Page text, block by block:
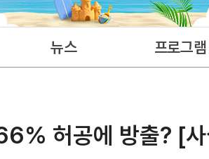
뉴스 프로그램
허공에 방출? [